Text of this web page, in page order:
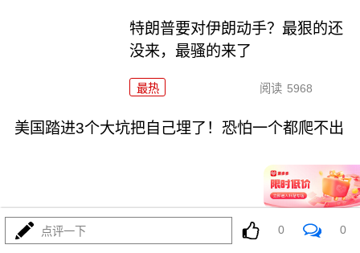
特朗普要对伊朗动手？最狠的还
没来，最骚的来了
最热 阅读 5968
美国踏进3个大坑把自己埋了！恐怕一个都爬不出
最热 17283 08-03
点评一下 0 0